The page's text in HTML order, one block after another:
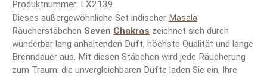
Produktnummer: LX2139
Dieses außergewöhnliche Set indischer Masala
Räucherstäbchen Seven Chakras zeichnet sich durch
wunderbar lang anhaltenden Duft, höchste Qualität und lange
Brenndauer aus. Mit diesen Stäbchen wird jede Räucherung
zum Traum: die unvergleichbaren Düfte laden Sie ein, Ihre